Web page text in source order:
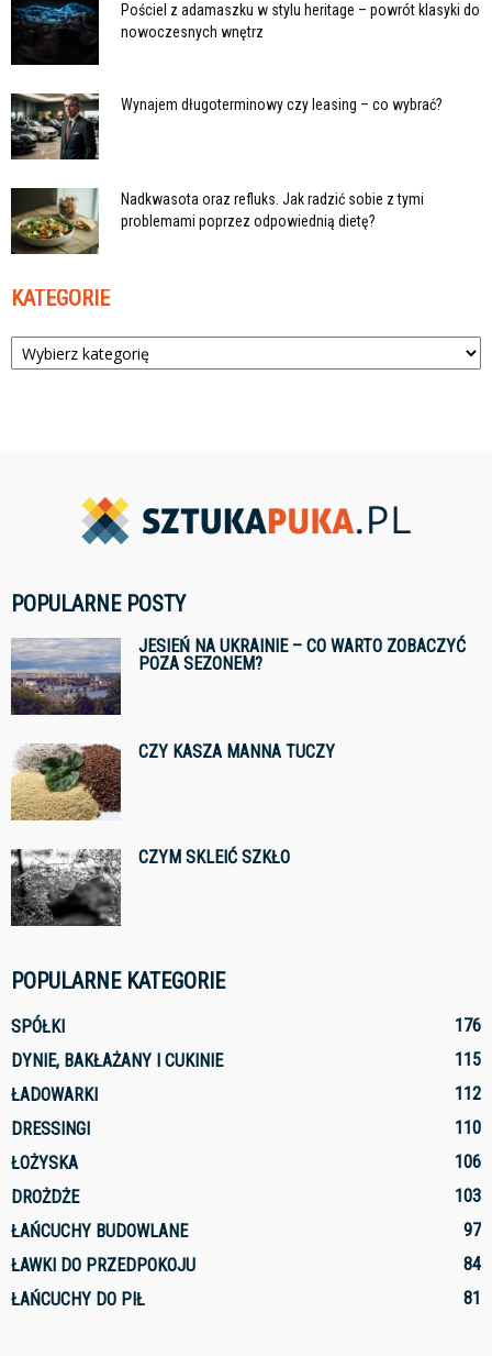
Pościel z adamaszku w stylu heritage – powrót klasyki do
nowoczesnych wnętrz
Wynajem długoterminowy czy leasing – co wybrać?
Nadkwasota oraz refluks. Jak radzić sobie z tymi
problemami poprzez odpowiednią dietę?
KATEGORIE
Kategorie
POPULARNE POSTY
JESIEŃ NA UKRAINIE – CO WARTO ZOBACZYĆ
POZA SEZONEM?
CZY KASZA MANNA TUCZY
CZYM SKLEIĆ SZKŁO
POPULARNE KATEGORIE
SPÓŁKI
176
DYNIE, BAKŁAŻANY I CUKINIE
115
ŁADOWARKI
112
DRESSINGI
110
ŁOŻYSKA
106
DROŻDŻE
103
ŁAŃCUCHY BUDOWLANE
97
ŁAWKI DO PRZEDPOKOJU
84
ŁAŃCUCHY DO PIŁ
81